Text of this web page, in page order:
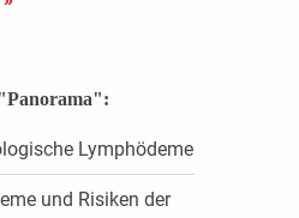
Lymphödeme
und Risiken der